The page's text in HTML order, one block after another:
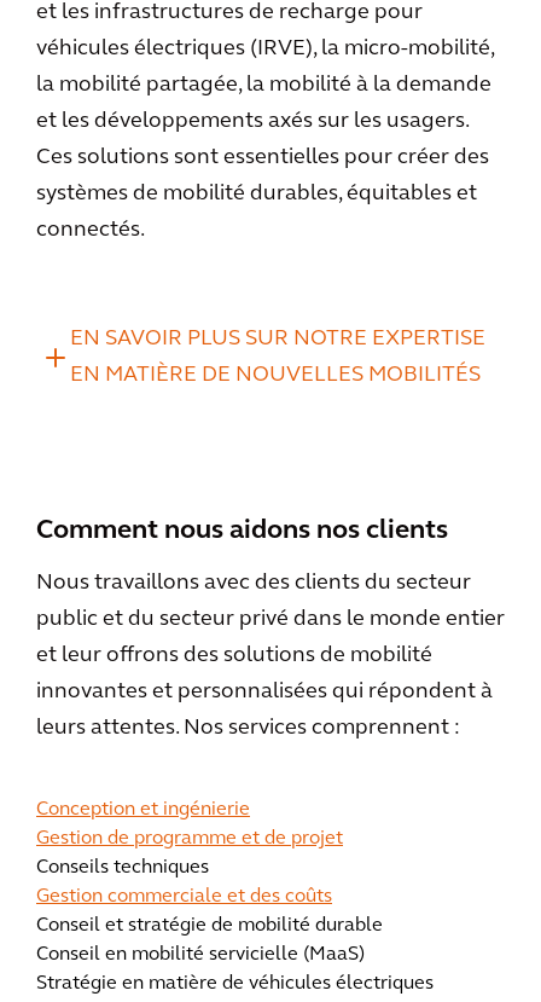
et les infrastructures de recharge pour
véhicules électriques (IRVE), la micro-mobilité,
la mobilité partagée, la mobilité à la demande
et les développements axés sur les usagers.
Ces solutions sont essentielles pour créer des
systèmes de mobilité durables, équitables et
connectés.
EN SAVOIR PLUS SUR NOTRE EXPERTISE
EN MATIÈRE DE NOUVELLES MOBILITÉS
Comment nous aidons nos clients
Nous travaillons avec des clients du secteur
public et du secteur privé dans le monde entier
et leur offrons des solutions de mobilité
innovantes et personnalisées qui répondent à
leurs attentes. Nos services comprennent :
Conception et ingénierie
Gestion de programme et de projet
Conseils techniques
Gestion commerciale et des coûts
Conseil et stratégie de mobilité durable
Conseil en mobilité servicielle (MaaS)
Stratégie en matière de véhicules électriques